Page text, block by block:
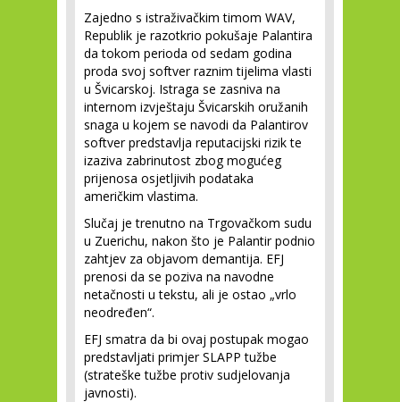
Zajedno s istraživačkim timom WAV,
Republik je razotkrio pokušaje Palantira
da tokom perioda od sedam godina
proda svoj softver raznim tijelima vlasti
u Švicarskoj. Istraga se zasniva na
internom izvještaju Švicarskih oružanih
snaga u kojem se navodi da Palantirov
softver predstavlja reputacijski rizik te
izaziva zabrinutost zbog mogućeg
prijenosa osjetljivih podataka
američkim vlastima.
Slučaj je trenutno na Trgovačkom sudu
u Zuerichu, nakon što je Palantir podnio
zahtjev za objavom demantija. EFJ
prenosi da se poziva na navodne
netačnosti u tekstu, ali je ostao „vrlo
neodređen“.
EFJ smatra da bi ovaj postupak mogao
predstavljati primjer SLAPP tužbe
(strateške tužbe protiv sudjelovanja
javnosti).